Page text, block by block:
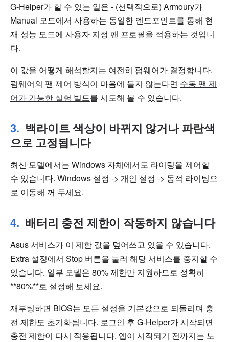
G-Helper가 할 수 있는 일은 - (선택적으로) Armoury가
Manual 모드에서 사용하는 동일한 엔드포인트를 통해 현
재 성능 모드에 사용자 지정 팬 프로필을 적용하는 것입니
다.
이 값을 어떻게 해석할지는 여전히 펌웨어가 결정합니다.
펌웨어의 팬 제어 방식이 마음에 들지 않는다면 수동 팬 제
어가 가능한 실험 빌드를 시도해 볼 수 있습니다.
백라이트 색상이 바뀌지 않거나 파란색
으로 고정됩니다
최신 모델에서는 Windows 자체에서도 라이팅을 제어할
수 있습니다. Windows 설정 -> 개인 설정 -> 동적 라이팅으
로 이동해 꺼 두세요.
배터리 충전 제한이 작동하지 않습니다
Asus 서비스가 이 제한 값을 덮어쓰고 있을 수 있습니다.
Extra 설정에서 Stop 버튼을 눌러 해당 서비스를 중지할 수
있습니다. 일부 모델은 80% 제한만 지원하므로 정확히
**80%**로 설정해 보세요.
재부팅하면 BIOS는 모든 설정을 기본값으로 되돌리며 충
전 제한도 초기화됩니다. 로그인 후 G-Helper가 시작되면
충전 제한이 다시 적용됩니다. 앱이 시작되기 전까지는 노